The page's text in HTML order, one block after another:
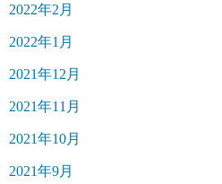
2022年2月
2022年1月
2021年12月
2021年11月
2021年10月
2021年9月